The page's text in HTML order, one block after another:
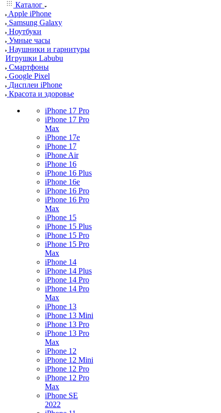
Каталог
Apple iPhone
Samsung Galaxy
Ноутбуки
Умные часы
Наушники и гарнитуры
Игрушки Labubu
Смартфоны
Google Pixel
Дисплеи iPhone
Красота и здоровье
iPhone 17 Pro
iPhone 17 Pro
Max
iPhone 17e
iPhone 17
iPhone Air
iPhone 16
iPhone 16 Plus
iPhone 16e
iPhone 16 Pro
iPhone 16 Pro
Max
iPhone 15
iPhone 15 Plus
iPhone 15 Pro
iPhone 15 Pro
Max
iPhone 14
iPhone 14 Plus
iPhone 14 Pro
iPhone 14 Pro
Max
iPhone 13
iPhone 13 Mini
iPhone 13 Pro
iPhone 13 Pro
Max
iPhone 12
iPhone 12 Mini
iPhone 12 Pro
iPhone 12 Pro
Max
iPhone SE
2022